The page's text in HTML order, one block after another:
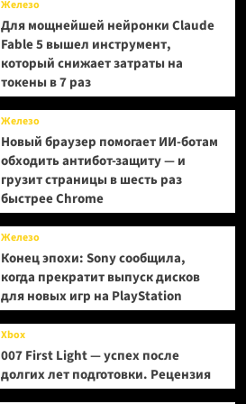
Железо
Для мощнейшей нейронки Claude
Fable 5 вышел инструмент,
который снижает затраты на
токены в 7 раз
Железо
Новый браузер помогает ИИ-ботам
обходить антибот-защиту — и
грузит страницы в шесть раз
быстрее Chrome
Железо
Конец эпохи: Sony сообщила,
когда прекратит выпуск дисков
для новых игр на PlayStation
Xbox
007 First Light — успех после
долгих лет подготовки. Рецензия